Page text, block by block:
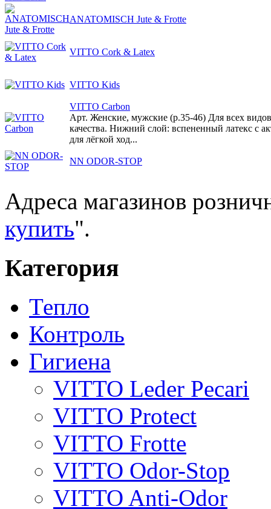
ANATOMISCH Jute & Frotte
VITTO Cork & Latex
VITTO Kids
VITTO Carbon
Арт. Женские, мужские (р.35-46) Для всех
качества. Нижний слой: вспененный латекс с
для лёгкой ход...
NN ODOR-STOP
Адреса магазинов
купить".
Категория
Тепло
Контроль
Гигиена
VITTO Leder Pecari
VITTO Protect
VITTO Frotte
VITTO Odor-Stop
VITTO Anti-Odor